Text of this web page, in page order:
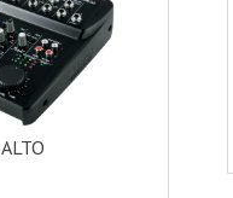
ALTO